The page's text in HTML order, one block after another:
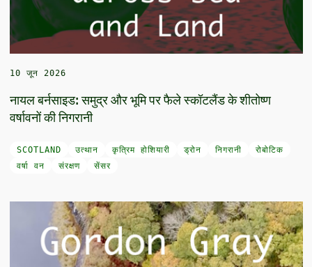
10 जून 2026
नायल बर्नसाइड: समुद्र और भूमि पर फैले स्कॉटलैंड के शीतोष्ण
वर्षावनों की निगरानी
SCOTLAND उत्थान कृत्रिम होशियारी ड्रोन निगरानी
रोबोटिक
वर्षा वन
संरक्षण सेंसर